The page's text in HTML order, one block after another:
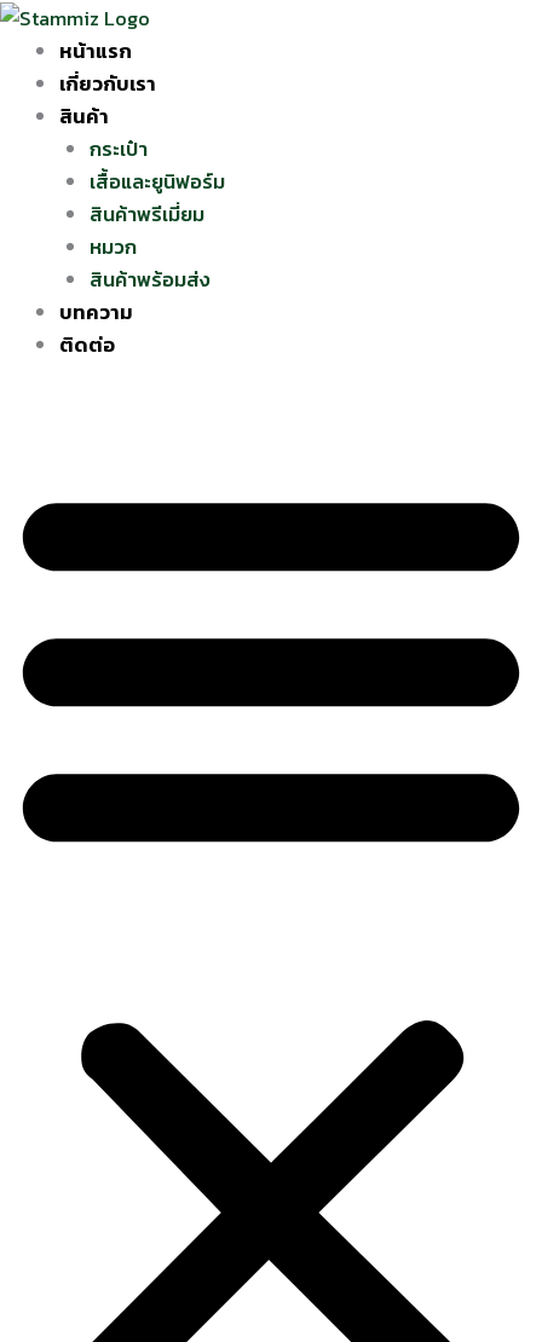
Skip
content
หน้าแรก
เกี่ยวกับเรา
สินค้า
กระเป๋า
เสื้อและยูนิฟอร์ม
สินค้าพรีเมี่ยม
หมวก
สินค้าพร้อมส่ง
บทความ
ติดต่อ